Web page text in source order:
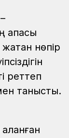
жатқан нөпір
реттеп
таныстық.